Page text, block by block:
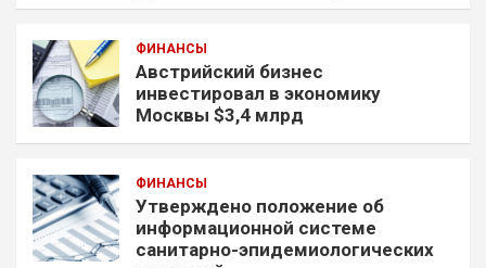
ФИНАНСЫ
Австрийский бизнес
инвестировал в экономику
Москвы $3,4 млрд
ФИНАНСЫ
Утверждено положение об
информационной системе
санитарно-эпидемиологических